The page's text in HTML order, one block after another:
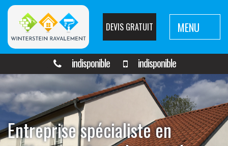
DEVIS GRATUIT MENU
indisponible indisponible
Entreprise spécialiste en